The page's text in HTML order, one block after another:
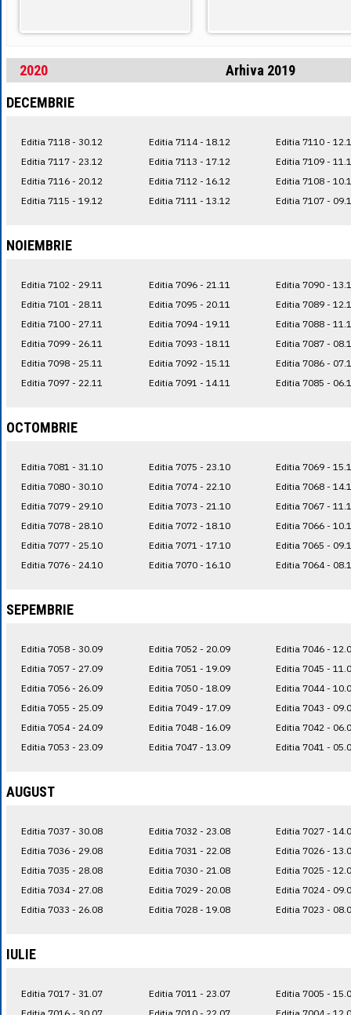
2020
Arhiva 2019
DECEMBRIE
Editia 7118 - 30.12
Editia 7117 - 23.12
Editia 7116 - 20.12
Editia 7115 - 19.12
Editia 7114 - 18.12
Editia 7113 - 17.12
Editia 7112 - 16.12
Editia 7111 - 13.12
Editia 7110 -
Editia 7109 -
Editia 7108 -
Editia 7107 -
NOIEMBRIE
Editia 7102 - 29.11
Editia 7101 - 28.11
Editia 7100 - 27.11
Editia 7099 - 26.11
Editia 7098 - 25.11
Editia 7097 - 22.11
Editia 7096 - 21.11
Editia 7095 - 20.11
Editia 7094 - 19.11
Editia 7093 - 18.11
Editia 7092 - 15.11
Editia 7091 - 14.11
Editia 7090 -
Editia 7089 -
Editia 7088 -
Editia 7087 -
Editia 7086 -
Editia 7085 -
OCTOMBRIE
Editia 7081 - 31.10
Editia 7080 - 30.10
Editia 7079 - 29.10
Editia 7078 - 28.10
Editia 7077 - 25.10
Editia 7076 - 24.10
Editia 7075 - 23.10
Editia 7074 - 22.10
Editia 7073 - 21.10
Editia 7072 - 18.10
Editia 7071 - 17.10
Editia 7070 - 16.10
Editia 7069 -
Editia 7068 -
Editia 7067 -
Editia 7066 -
Editia 7065 -
Editia 7064 -
SEPEMBRIE
Editia 7058 - 30.09
Editia 7057 - 27.09
Editia 7056 - 26.09
Editia 7055 - 25.09
Editia 7054 - 24.09
Editia 7053 - 23.09
Editia 7052 - 20.09
Editia 7051 - 19.09
Editia 7050 - 18.09
Editia 7049 - 17.09
Editia 7048 - 16.09
Editia 7047 - 13.09
Editia 7046 -
Editia 7045 -
Editia 7044 -
Editia 7043 -
Editia 7042 -
Editia 7041 -
AUGUST
Editia 7037 - 30.08
Editia 7036 - 29.08
Editia 7035 - 28.08
Editia 7034 - 27.08
Editia 7033 - 26.08
Editia 7032 - 23.08
Editia 7031 - 22.08
Editia 7030 - 21.08
Editia 7029 - 20.08
Editia 7028 - 19.08
Editia 7027 -
Editia 7026 -
Editia 7025 -
Editia 7024 -
Editia 7023 -
IULIE
Editia 7017 - 31.07
Editia 7016 - 30.07
Editia 7011 - 23.07
Editia 7010 - 22.07
Editia 7005 -
Editia 7004 -